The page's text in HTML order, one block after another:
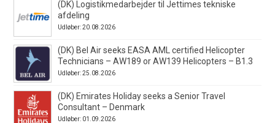
(DK) Logistikmedarbejder til Jettimes tekniske
afdeling
Udløber: 20.08.2026
(DK) Bel Air seeks EASA AML certified Helicopter
Technicians – AW189 or AW139 Helicopters – B1.3
Udløber: 25.08.2026
(DK) Emirates Holiday seeks a Senior Travel
Consultant – Denmark
Udløber: 01.09.2026